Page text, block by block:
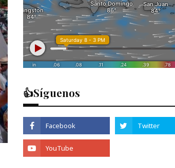
👍Síguenos